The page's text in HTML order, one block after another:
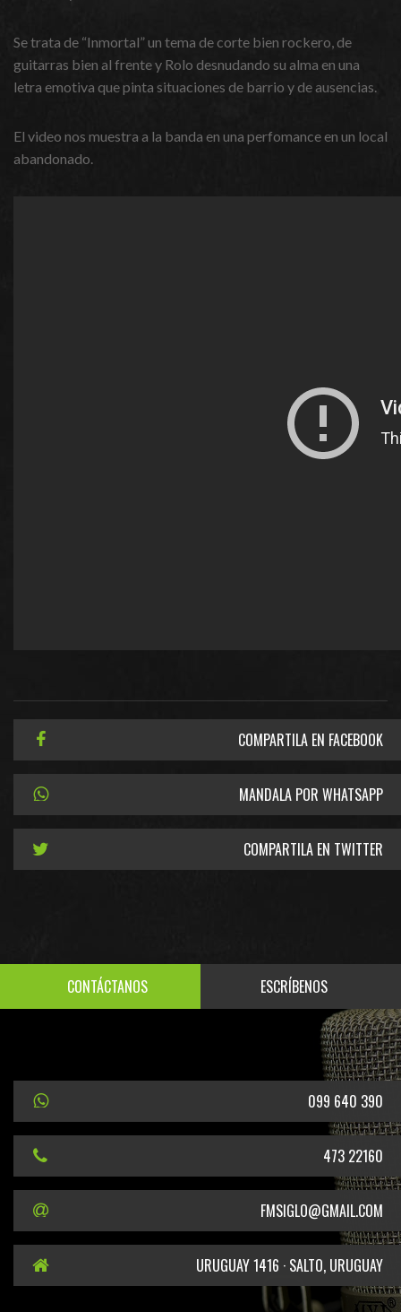
Se trata de “Inmortal” un tema de corte bien rockero, de
guitarras bien al frente y Rolo desnudando su alma en una
letra emotiva que pinta situaciones de barrio y de ausencias.
El video nos muestra a la banda en una perfomance en un local
abandonado.
COMPARTILA EN FACEBOOK
MANDALA POR WHATSAPP
COMPARTILA EN TWITTER
CONTÁCTANOS ESCRÍBENOS
099 640 390
473 22160
FMSIGLO@GMAIL.COM
URUGUAY 1416 · SALTO, URUGUAY